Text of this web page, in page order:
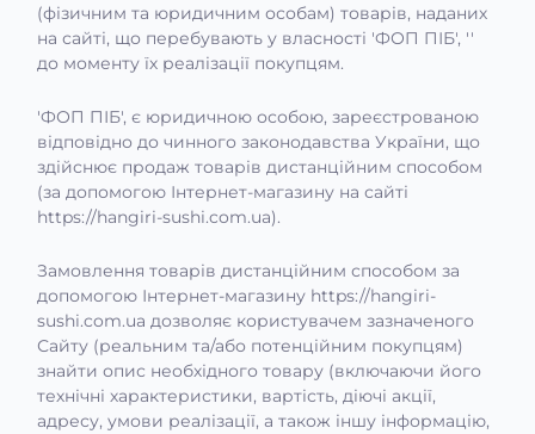
(фізичним та юридичним особам) товарів, наданих
на сайті, що перебувають у власності 'ФОП ПІБ', ''
до моменту їх реалізації покупцям.
'ФОП ПІБ', є юридичною особою, зареєстрованою
відповідно до чинного законодавства України, що
здійснює продаж товарів дистанційним способом
(за допомогою Інтернет-магазину на сайті
https://hangiri-sushi.com.ua).
Замовлення товарів дистанційним способом за
допомогою Інтернет-магазину https://hangiri-
sushi.com.ua дозволяє користувачем зазначеного
Сайту (реальним та/або потенційним покупцям)
знайти опис необхідного товару (включаючи його
технічні характеристики, вартість, діючі акції,
адресу, умови реалізації, а також іншу інформацію,